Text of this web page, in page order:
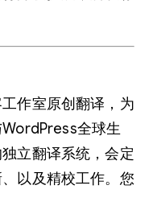
作室原创翻译，为
全球生
立翻译系统，会定
以及精校工作。您